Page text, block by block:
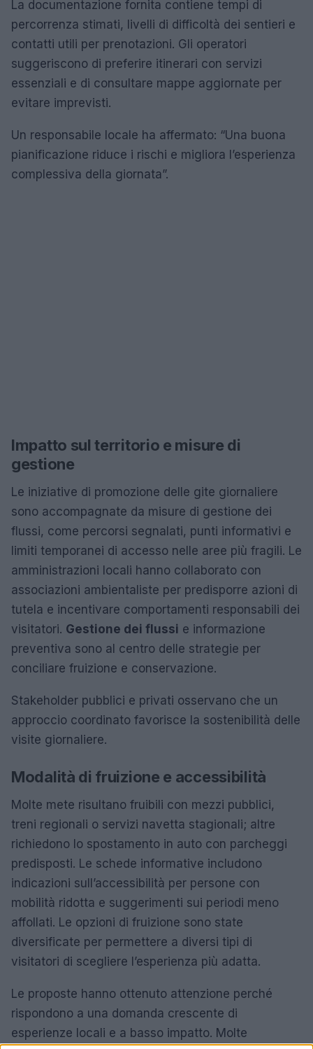
La documentazione fornita contiene tempi di
percorrenza stimati, livelli di difficoltà dei sentieri e
contatti utili per prenotazioni. Gli operatori
suggeriscono di preferire itinerari con servizi
essenziali e di consultare mappe aggiornate per
evitare imprevisti.
Un responsabile locale ha affermato: “Una buona
pianificazione riduce i rischi e migliora l’esperienza
complessiva della giornata”.
Impatto sul territorio e misure di
gestione
Le iniziative di promozione delle gite giornaliere
sono accompagnate da misure di gestione dei
flussi, come percorsi segnalati, punti informativi e
limiti temporanei di accesso nelle aree più fragili. Le
amministrazioni locali hanno collaborato con
associazioni ambientaliste per predisporre azioni di
tutela e incentivare comportamenti responsabili dei
visitatori. Gestione dei flussi e informazione
preventiva sono al centro delle strategie per
conciliare fruizione e conservazione.
Stakeholder pubblici e privati osservano che un
approccio coordinato favorisce la sostenibilità delle
visite giornaliere.
Modalità di fruizione e accessibilità
Molte mete risultano fruibili con mezzi pubblici,
treni regionali o servizi navetta stagionali; altre
richiedono lo spostamento in auto con parcheggi
predisposti. Le schede informative includono
indicazioni sull’accessibilità per persone con
mobilità ridotta e suggerimenti sui periodi meno
affollati. Le opzioni di fruizione sono state
diversificate per permettere a diversi tipi di
visitatori di scegliere l’esperienza più adatta.
Le proposte hanno ottenuto attenzione perché
rispondono a una domanda crescente di
esperienze locali e a basso impatto. Molte